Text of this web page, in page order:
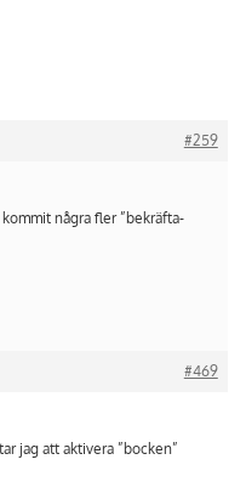
#259
några fler ”bekräfta-
#469
jag att aktivera ”bocken”